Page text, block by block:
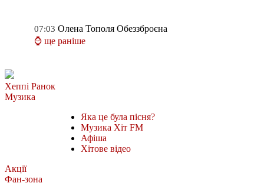
07:03 Олена Тополя Обеззброєна
⌚ ще раніше
Хеппі Ранок
Музика
Яка це була пісня?
Музика Хіт FM
Афіша
Хітове відео
Акції
Фан-зона